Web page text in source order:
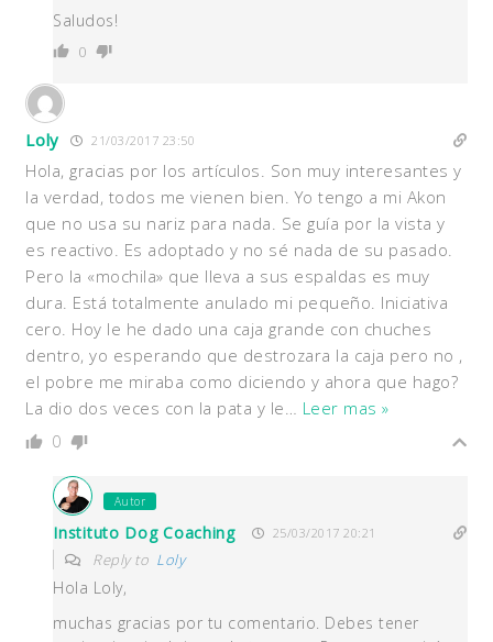
Saludos!
0
Loly 21/03/2017 23:50
Hola, gracias por los artículos. Son muy interesantes y
la verdad, todos me vienen bien. Yo tengo a mi Akon
que no usa su nariz para nada. Se guía por la vista y
es reactivo. Es adoptado y no sé nada de su pasado.
Pero la «mochila» que lleva a sus espaldas es muy
dura. Está totalmente anulado mi pequeño. Iniciativa
cero. Hoy le he dado una caja grande con chuches
dentro, yo esperando que destrozara la caja pero no ,
el pobre me miraba como diciendo y ahora que hago?
La dio dos veces con la pata y le
Leer mas »
0
Autor
Instituto Dog Coaching 25/03/2017 20:21
Reply to Loly
Hola Loly,
muchas gracias por tu comentario. Debes tener